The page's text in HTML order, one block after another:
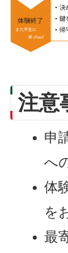
注意
申
へ
体
を
最